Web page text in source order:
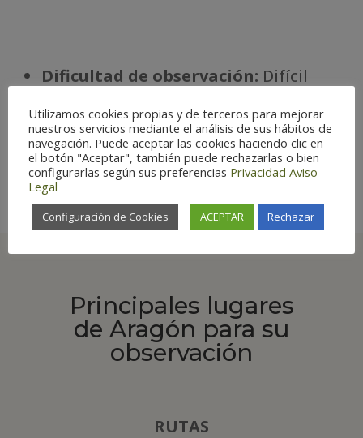
Dificultad de observación: Difícil
Temporada óptima:O-M
Riesgo de extinción:No amenazada
Hábitat:Humedales
Principales lugares
de Aragón para su
observación
RUTAS
Utilizamos cookies propias y de terceros para mejorar
nuestros servicios mediante el análisis de sus hábitos de
navegación. Puede aceptar las cookies haciendo clic en
el botón "Aceptar", también puede rechazarlas o bien
configurarlas según sus preferencias Privacidad Aviso
Legal
Configuración de Cookies ACEPTAR Rechazar